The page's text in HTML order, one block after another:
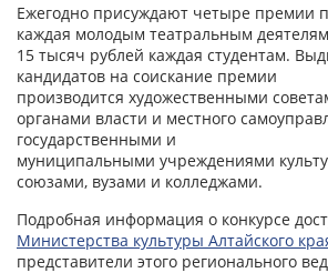
Ежегодно присуждают четыре премии
каждая молодым театральным
15 тысяч рублей каждая студентам.
кандидатов на соискание премии
производится художественными
органами власти и местного
государственными и
муниципальными учреждениями
союзами, вузами и колледжами.
Подробная информация о конкурсе
Министерства культуры Алтайского
представители этого регионального